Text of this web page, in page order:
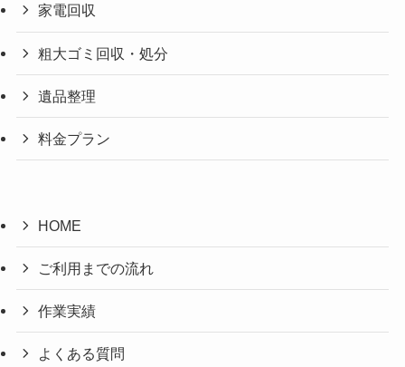
家電回収
粗大ゴミ回収・処分
遺品整理
料金プラン
HOME
ご利用までの流れ
作業実績
よくある質問